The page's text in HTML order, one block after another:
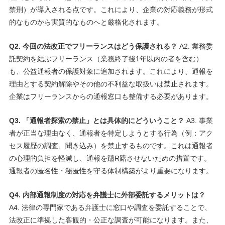
禁刑）が導入される点です。これにより、企業の対応義務が形式
的なものから実質的なものへと厳格化されます。
Q2. 今回の法改正でフリーランスはどう保護される？ A2. 業務委
託契約を結ぶフリーランス（業務終了後1年以内の者を含む）
も、公益通報者の保護対象に追加されます。これにより、通報を
理由とする契約解除やその他の不利益な取扱いは禁止されます。
企業はフリーランスからの通報窓口も整備する必要があります。
Q3. 「通報者探索の禁止」とは具体的にどういうこと？ A3. 事業
者が正当な理由なく、通報者を特定しようとする行為（例：アク
セス履歴の調査、聞き込み）を禁止するものです。これは通報者
の心理的負担を軽減し、通報を躊R躇させないための措置です。
通報者の匿名性・秘匿性を守る体制構築がより重要になります。
Q4. 内部通報制度の対応を弁護士に外部委託するメリットは？
A4. 法律の専門家である弁護士に窓口や調査を委託することで、
法改正に準拠した客観的・公正な調査が可能になります。また、